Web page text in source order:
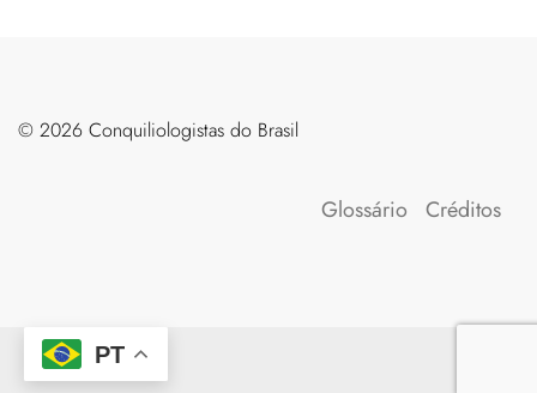
©️ 2026 Conquiliologistas do Brasil
Glossário Créditos
PT